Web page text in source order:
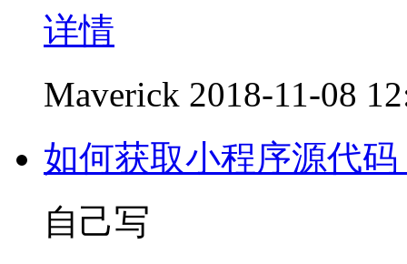
详情
Maverick 2018-11-08
如何获取小程序源代码
自己写